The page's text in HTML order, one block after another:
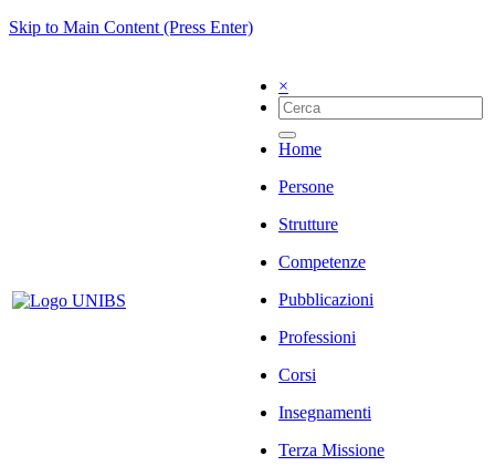
Skip to Main Content (Press Enter)
×
Home
Persone
Strutture
Competenze
Pubblicazioni
Professioni
Corsi
Insegnamenti
Terza Missione